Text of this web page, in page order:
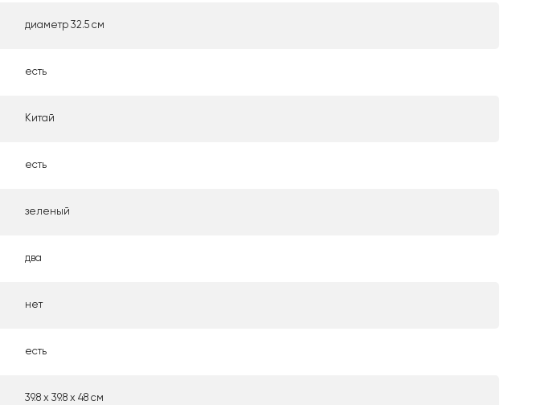
диаметр 32.5 см
есть
Китай
есть
зеленый
два
нет
есть
39.8 х 39.8 х 48 см